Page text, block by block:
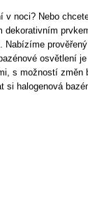
v noci? Nebo
dekorativním
Nabízíme
osvětlení
s možností změn
si halogenová